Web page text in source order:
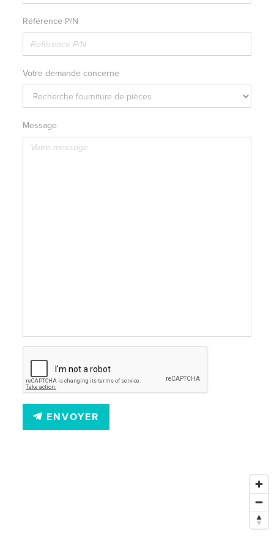
Référence P/N
Votre demande concerne
Message
ENVOYER